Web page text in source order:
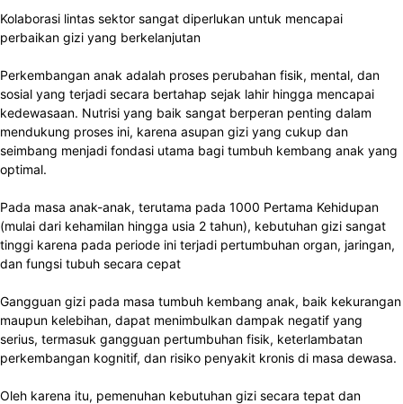
Kolaborasi lintas sektor sangat diperlukan untuk mencapai
perbaikan gizi yang berkelanjutan
Perkembangan anak adalah proses perubahan fisik, mental, dan
sosial yang terjadi secara bertahap sejak lahir hingga mencapai
kedewasaan. Nutrisi yang baik sangat berperan penting dalam
mendukung proses ini, karena asupan gizi yang cukup dan
seimbang menjadi fondasi utama bagi tumbuh kembang anak yang
optimal.
Pada masa anak-anak, terutama pada 1000 Pertama Kehidupan
(mulai dari kehamilan hingga usia 2 tahun), kebutuhan gizi sangat
tinggi karena pada periode ini terjadi pertumbuhan organ, jaringan,
dan fungsi tubuh secara cepat
Gangguan gizi pada masa tumbuh kembang anak, baik kekurangan
maupun kelebihan, dapat menimbulkan dampak negatif yang
serius, termasuk gangguan pertumbuhan fisik, keterlambatan
perkembangan kognitif, dan risiko penyakit kronis di masa dewasa.
Oleh karena itu, pemenuhan kebutuhan gizi secara tepat dan